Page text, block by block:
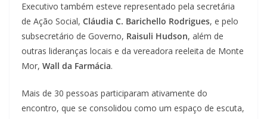
Executivo também esteve representado pela secretária
de Ação Social, Cláudia C. Barichello Rodrigues, e pelo
subsecretário de Governo, Raisuli Hudson, além de
outras lideranças locais e da vereadora reeleita de Monte
Mor, Wall da Farmácia.
Mais de 30 pessoas participaram ativamente do
encontro, que se consolidou como um espaço de escuta,